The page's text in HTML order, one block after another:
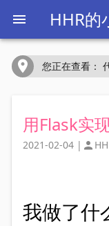
 HHR的
 您正在查看：
用Flask实
2021-02-04 | 
我做了什